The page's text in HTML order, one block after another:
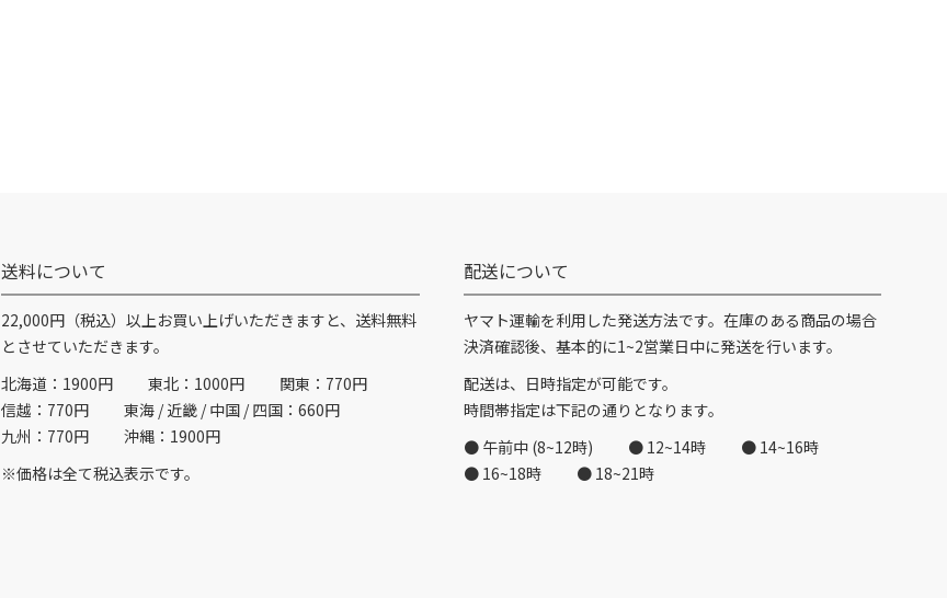
送料について
22,000円（税込）以上お買い上げいただきますと、送料無料
とさせていただきます。
北海道：1900円
東北：1000円
関東：770円
信越：770円
東海 / 近畿 / 中国 / 四国：660円
九州：770円
沖縄：1900円
※価格は全て税込表示です。
配送について
ヤマト運輸を利用した発送方法です。在庫のある商品の場合
決済確認後、基本的に1~2営業日中に発送を行います。
配送は、日時指定が可能です。
時間帯指定は下記の通りとなります。
● 午前中 (8~12時)
● 12~14時
● 14~16時
● 16~18時
● 18~21時